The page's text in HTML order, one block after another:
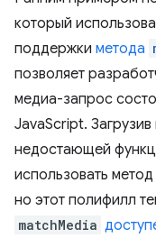
который
поддержки метода
позволяет
медиа-запрос
JavaScript.
недостающей
использовать метод
но этот полифилл
matchMedia